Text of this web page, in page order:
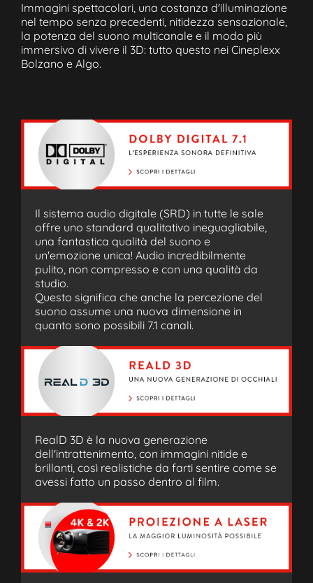
Immagini spettacolari, una costanza d'illuminazione
nel tempo senza precedenti, nitidezza sensazionale,
la potenza del suono multicanale e il modo più
immersivo di vivere il 3D: tutto questo nei Cineplexx
Bolzano e Algo.
Il sistema audio digitale (SRD) in tutte le sale
offre uno standard qualitativo ineguagliabile,
una fantastica qualità del suono e
un'emozione unica! Audio incredibilmente
pulito, non compresso e con una qualità da
studio.
Questo significa che anche la percezione del
suono assume una nuova dimensione in
quanto sono possibili 7.1 canali.
RealD 3D è la nuova generazione
dell'intrattenimento, con immagini nitide e
brillanti, così realistiche da farti sentire come se
avessi fatto un passo dentro al film.